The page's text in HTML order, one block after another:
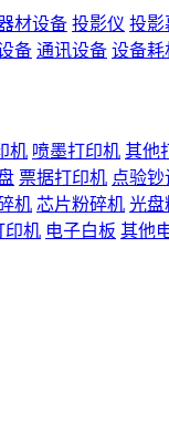
材设备 投影仪 投影
备 通讯设备 设备耗
机 喷墨打印机 其他
票据打印机 点验钞
机 芯片粉碎机 光盘
印机 电子白板 其他